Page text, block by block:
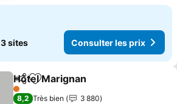
3 sites Consulter les prix
PartagerAjouter à mes favoris
Hôtel Marignan
1 Étoiles
8,2 Très bien
3 880